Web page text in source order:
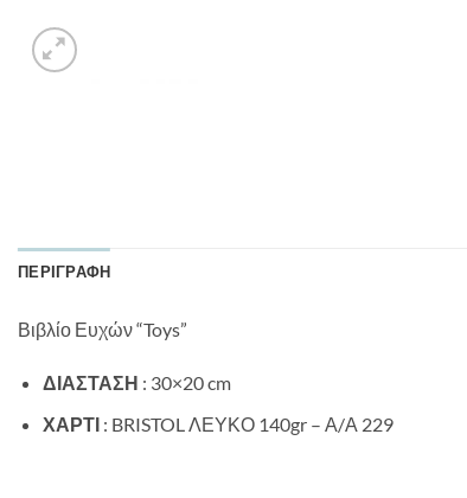
ΠΕΡΙΓΡΑΦΉ
Βιβλίο Ευχών “Toys”
ΔΙΑΣΤΑΣΗ : 30×20 cm
ΧΑΡΤΙ : BRISTOL ΛΕΥΚΟ 140gr – Α/Α 229